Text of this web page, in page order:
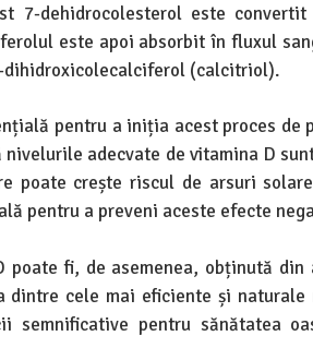
7-dehidrocolesterol este
este apoi absorbit în fluxul
dihidroxicolecalciferol (calcitriol).
pentru a iniția acest proces
adecvate de vitamina D
poate crește riscul de arsuri
pentru a preveni aceste efecte
poate fi, de asemenea, obținută
dintre cele mai eficiente și
semnificative pentru sănătatea